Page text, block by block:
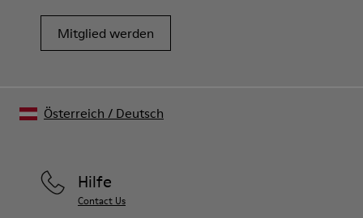
Mitglied werden
Hilfe
Contact Us
Österreich / Deutsch